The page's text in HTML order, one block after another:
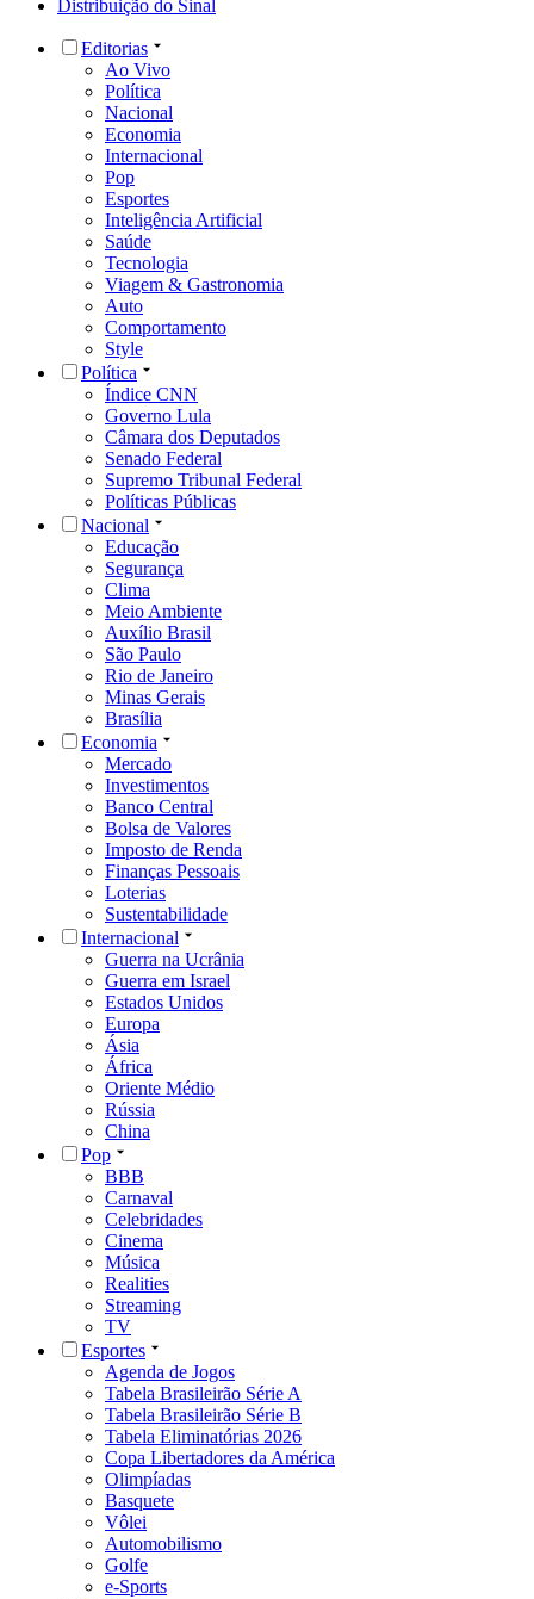
Distribuição do Sinal
Editorias
Ao Vivo
Política
Nacional
Economia
Internacional
Pop
Esportes
Inteligência Artificial
Saúde
Tecnologia
Viagem & Gastronomia
Auto
Comportamento
Style
Política
Índice CNN
Governo Lula
Câmara dos Deputados
Senado Federal
Supremo Tribunal Federal
Políticas Públicas
Nacional
Educação
Segurança
Clima
Meio Ambiente
Auxílio Brasil
São Paulo
Rio de Janeiro
Minas Gerais
Brasília
Economia
Mercado
Investimentos
Banco Central
Bolsa de Valores
Imposto de Renda
Finanças Pessoais
Loterias
Sustentabilidade
Internacional
Guerra na Ucrânia
Guerra em Israel
Estados Unidos
Europa
Ásia
África
Oriente Médio
Rússia
China
Pop
BBB
Carnaval
Celebridades
Cinema
Música
Realities
Streaming
TV
Esportes
Agenda de Jogos
Tabela Brasileirão Série A
Tabela Brasileirão Série B
Tabela Eliminatórias 2026
Copa Libertadores da América
Olimpíadas
Basquete
Vôlei
Automobilismo
Golfe
e-Sports